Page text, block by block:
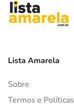
Lista Amarela
Sobre
Termos e Políticas